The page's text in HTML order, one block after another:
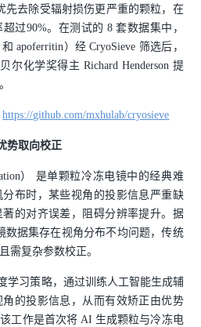
先去除受辐射损伤更严重的颗粒，在
过90%。在测试的 8 套数据集中，
apoferritin）经 CryoSieve 筛选后，
尔化学奖得主 Richard Henderson 提
https://github.com/mxhulab/cryosieve
势取向校正
） 是单颗粒冷冻电镜中的经典难
布时，某些视角的投影信息严重缺
的对齐误差，阻碍分辨率提升。据
数据集存在视角分布不均问题，传统
需复杂参数校正。
学习策略，通过训练人工智能生成辅
的投影信息，从而有效矫正由优势
工作是首次将 AI 生成颗粒与冷冻电